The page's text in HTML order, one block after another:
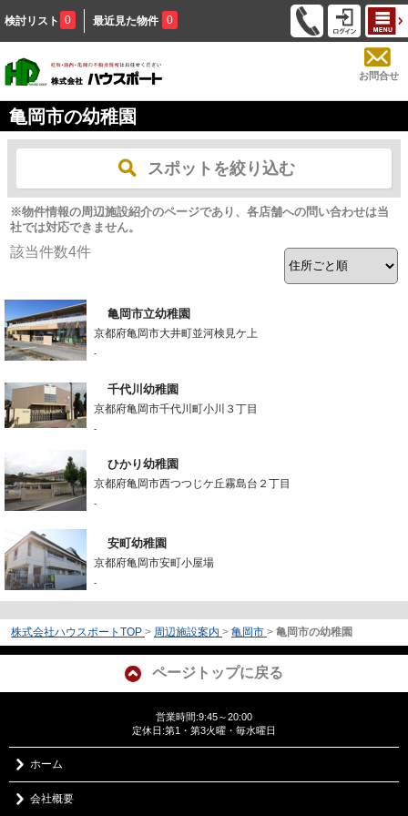
検討リスト 0 最近見た物件 0
お問合せ
亀岡市の幼稚園
スポットを絞り込む
※物件情報の周辺施設紹介のページであり、各店舗への問い合わせは当
社では対応できません。
該当件数4件
亀岡市立幼稚園
京都府亀岡市大井町並河検見ケ上
-
千代川幼稚園
京都府亀岡市千代川町小川３丁目
-
ひかり幼稚園
京都府亀岡市西つつじケ丘霧島台２丁目
-
安町幼稚園
京都府亀岡市安町小屋場
-
株式会社ハウスポートTOP > 周辺施設案内 > 亀岡市 > 亀岡市の幼稚園
ページトップに戻る
営業時間:9:45～20:00
定休日:第1・第3火曜・毎水曜日
ホーム
会社概要